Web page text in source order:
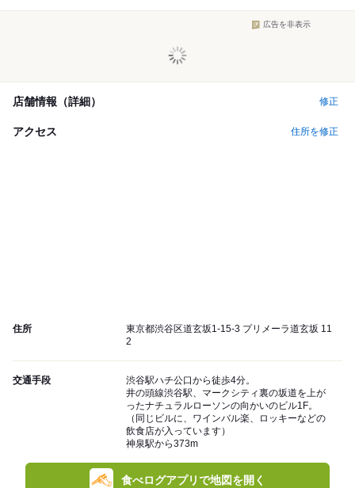
広告を非表示
店舗情報（詳細） 修正
アクセス 住所を修正
住所
東京都渋谷区道玄坂1-15-3 プリメーラ道玄坂 11
2
交通手段
渋谷駅ハチ公口から徒歩4分。
井の頭線渋谷駅、マークシティ裏の坂道を上が
ったナチュラルローソンの向かいのビル1F。
（同じビルに、ワインバル楽、ロッキーなどの
飲食店が入っています）
神泉駅から373m
食べログアプリで地図を開く